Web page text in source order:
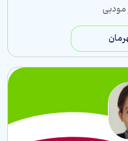
مودبی